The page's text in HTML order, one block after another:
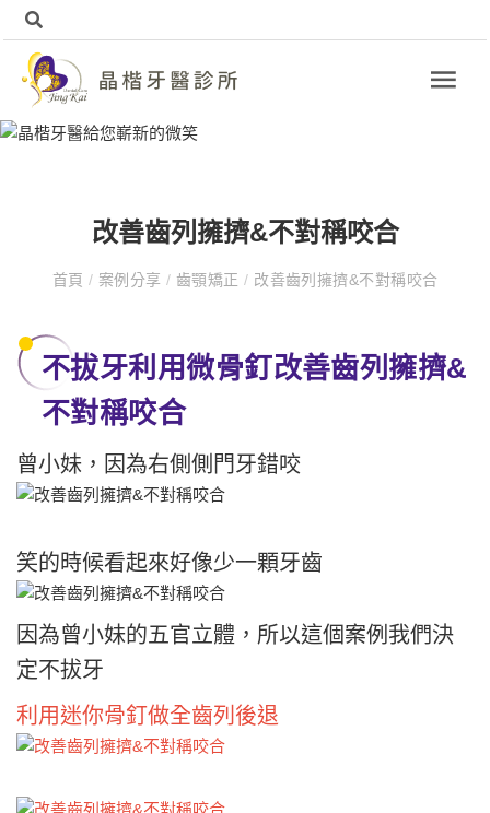
改善齒列擁擠&不對稱咬合
首頁 / 案例分享/ 齒顎矯正/ 改善齒列擁擠&不對稱咬合
不拔牙利用微骨釘改善齒列擁擠&
不對稱咬合
曾小妹，因為右側側門牙錯咬
笑的時候看起來好像少一顆牙齒
因為曾小妹的五官立體，所以這個案例我們決
定不拔牙
利用迷你骨釘做全齒列後退